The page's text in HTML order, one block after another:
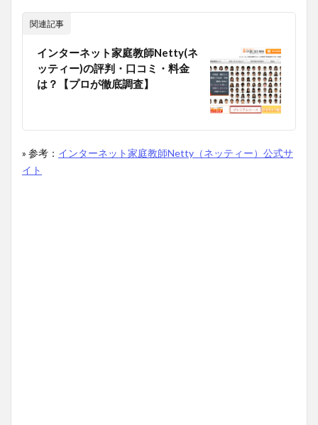
関連記事
インターネット家庭教師Netty(ネ
ッティー)の評判・口コミ・料金
は？【プロが徹底調査】
» 参考： インターネット家庭教師Netty（ネッティー）公式サ
イト